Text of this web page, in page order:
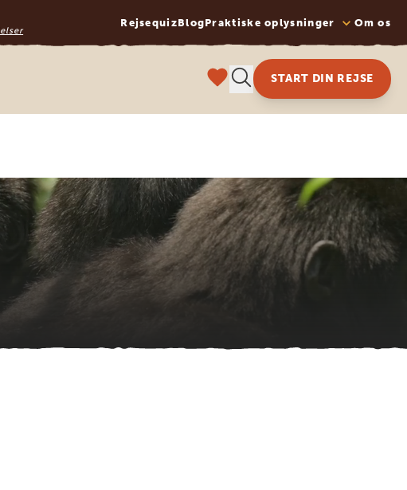
RejsequizBlogPraktiske oplysninger Om os
START DIN REJSE